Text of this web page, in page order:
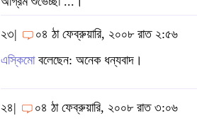
২৩|
০৪ ঠা ফেব্রুয়ারি, ২০০৮ রাত ২:৫৬
এস্কিমোবলেছেন: অনেক ধন্যবাদ।
২৪|
০৪ ঠা ফেব্রুয়ারি, ২০০৮ রাত ৩:০৬